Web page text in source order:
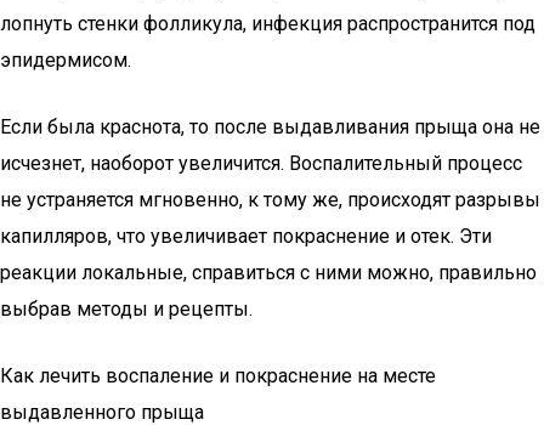
лопнуть стенки фолликула, инфекция распространится под
эпидермисом.
Если была краснота, то после выдавливания прыща она не
исчезнет, наоборот увеличится. Воспалительный процесс
не устраняется мгновенно, к тому же, происходят разрывы
капилляров, что увеличивает покраснение и отек. Эти
реакции локальные, справиться с ними можно, правильно
выбрав методы и рецепты.
Как лечить воспаление и покраснение на месте
выдавленного прыща